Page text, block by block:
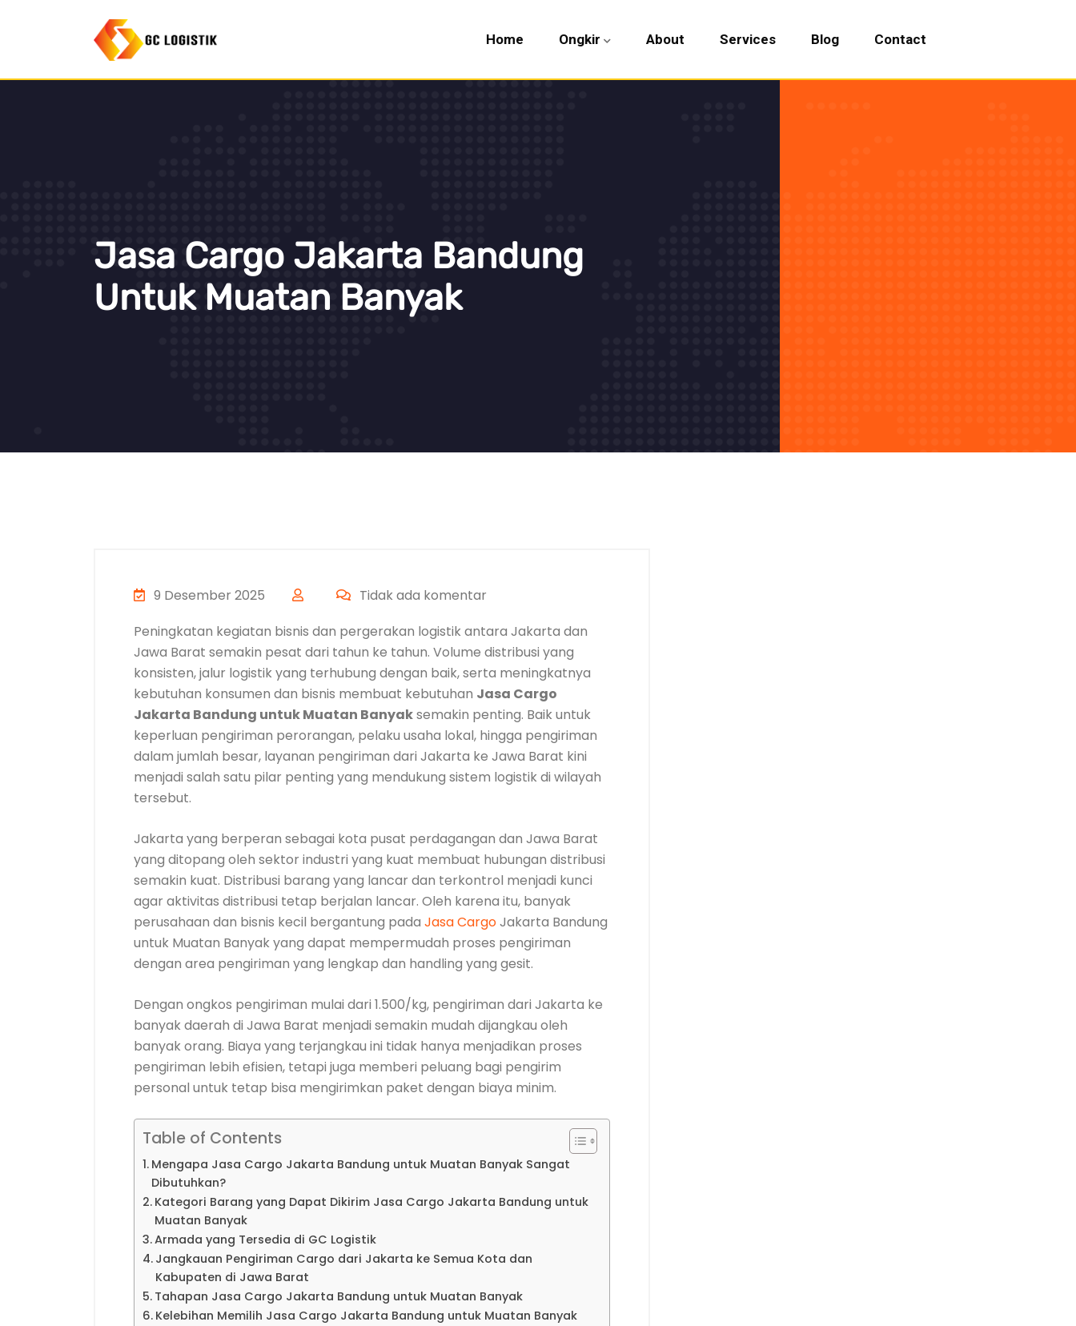
Home Ongkir About Services Blog Contact
Jasa Cargo Jakarta Bandung
Untuk Muatan Banyak
9 Desember 2025
Tidak ada komentar
Peningkatan kegiatan bisnis dan pergerakan logistik antara Jakarta dan
Jawa Barat semakin pesat dari tahun ke tahun. Volume distribusi yang
konsisten, jalur logistik yang terhubung dengan baik, serta meningkatnya
kebutuhan konsumen dan bisnis membuat kebutuhan Jasa Cargo
Jakarta Bandung untuk Muatan Banyaksemakin penting. Baik untuk
keperluan pengiriman perorangan, pelaku usaha lokal, hingga pengiriman
dalam jumlah besar, layanan pengiriman dari Jakarta ke Jawa Barat kini
menjadi salah satu pilar penting yang mendukung sistem logistik di wilayah
tersebut.
Jakarta yang berperan sebagai kota pusat perdagangan dan Jawa Barat
yang ditopang oleh sektor industri yang kuat membuat hubungan distribusi
semakin kuat. Distribusi barang yang lancar dan terkontrol menjadi kunci
agar aktivitas distribusi tetap berjalan lancar. Oleh karena itu, banyak
perusahaan dan bisnis kecil bergantung pada Jasa CargoJakarta Bandung
untuk Muatan Banyak yang dapat mempermudah proses pengiriman
dengan area pengiriman yang lengkap dan handling yang gesit.
Dengan ongkos pengiriman mulai dari 1.500/kg, pengiriman dari Jakarta ke
banyak daerah di Jawa Barat menjadi semakin mudah dijangkau oleh
banyak orang. Biaya yang terjangkau ini tidak hanya menjadikan proses
pengiriman lebih efisien, tetapi juga memberi peluang bagi pengirim
personal untuk tetap bisa mengirimkan paket dengan biaya minim.
Table of Contents
Mengapa Jasa Cargo Jakarta Bandung untuk Muatan Banyak Sangat
Dibutuhkan?
Kategori Barang yang Dapat Dikirim Jasa Cargo Jakarta Bandung untuk
Muatan Banyak
Armada yang Tersedia di GC Logistik
Jangkauan Pengiriman Cargo dari Jakarta ke Semua Kota dan
Kabupaten di Jawa Barat
Tahapan Jasa Cargo Jakarta Bandung untuk Muatan Banyak
Kelebihan Memilih Jasa Cargo Jakarta Bandung untuk Muatan Banyak